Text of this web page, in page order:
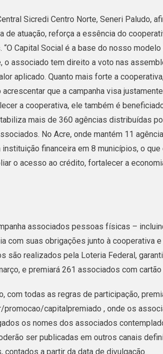
Sicredi Centro Norte, Seneri Paludo,
de atuação, reforça a essência do
Capital Social é a base do nosso
o associado tem direito a voto nas
aplicado. Quanto mais forte a
acrescentar que a campanha visa
a cooperativa, ele também é
mais de 360 agências distribuídas
No Acre, onde mantém 11
instituição financeira em 8 municípios, o
o acesso ao crédito, fortalecer a
associados pessoas físicas –
com suas obrigações junto à cooperativa
são realizados pela Loteria Federal,
e premiará 261 associados com
com todas as regras de participação,
promocao/capitalpremiado , onde os
os nomes dos associados
ser publicadas em outros canais
contados a partir da data de divulgação.